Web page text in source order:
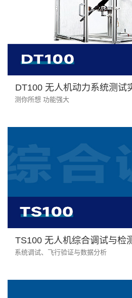
DT100 无人机动力系统测试
测你所想 功能强大
TS100 无人机综合调试与检
系统调试、飞行验证与数据分析